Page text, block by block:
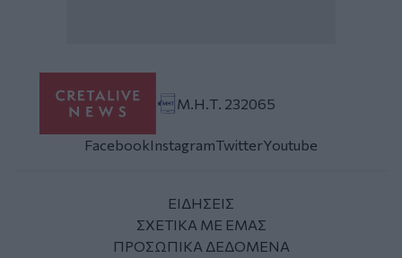
Μ.Η.Τ. 232065
FacebookInstagramTwitterYoutube
ΕΙΔΗΣΕΙΣ
ΣΧΕΤΙΚΑ ΜΕ ΕΜΑΣ
ΠΡΟΣΩΠΙΚΑ ΔΕΔΟΜΕΝΑ